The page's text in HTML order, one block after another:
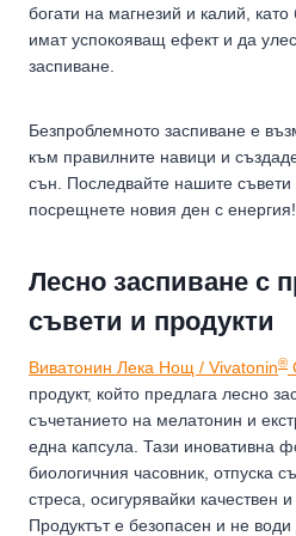
богати на магнезий и калий,
имат успокояващ ефект и да
заспиване.
Безпроблемното заспиване е
към правилните навици и
сън. Последвайте нашите съвети
посрещнете новия ден с енергия!
Лесно заспиване с
съвети и продукти
Виватонин Лека Нощ / Vivatonin®
продукт, който предлага лесно
съчетанието на мелатонин и
една капсула. Тази иновативна
биологичния часовник, отпуска
стреса, осигурявайки качествен
Продуктът е безопасен и не